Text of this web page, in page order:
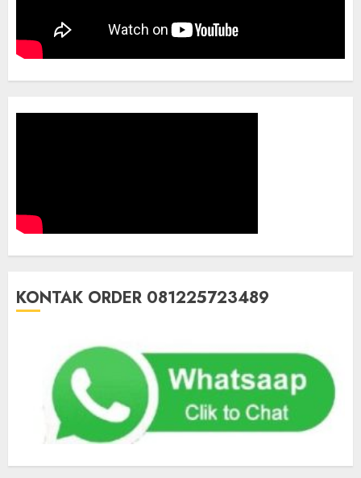
KONTAK ORDER 081225723489